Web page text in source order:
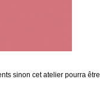
sinon cet atelier pourra être